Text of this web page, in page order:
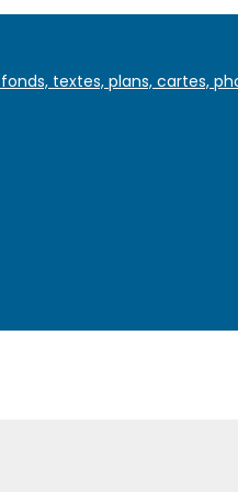
textes, plans, cartes,